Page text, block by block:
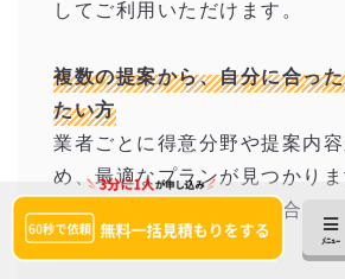
してご利用いただけます。
複数の提案から、自分に合っ
たい方
業者ごとに得意分野や提案内
め、最適なプランが見つかり
比較して、自分の希望に合った
ます。